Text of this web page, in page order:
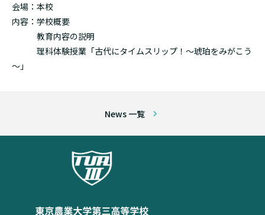
会場：本校
内容：学校概要
教育内容の説明
理科体験授業「古代にタイムスリップ！～琥珀をみがこう
～」
News 一覧